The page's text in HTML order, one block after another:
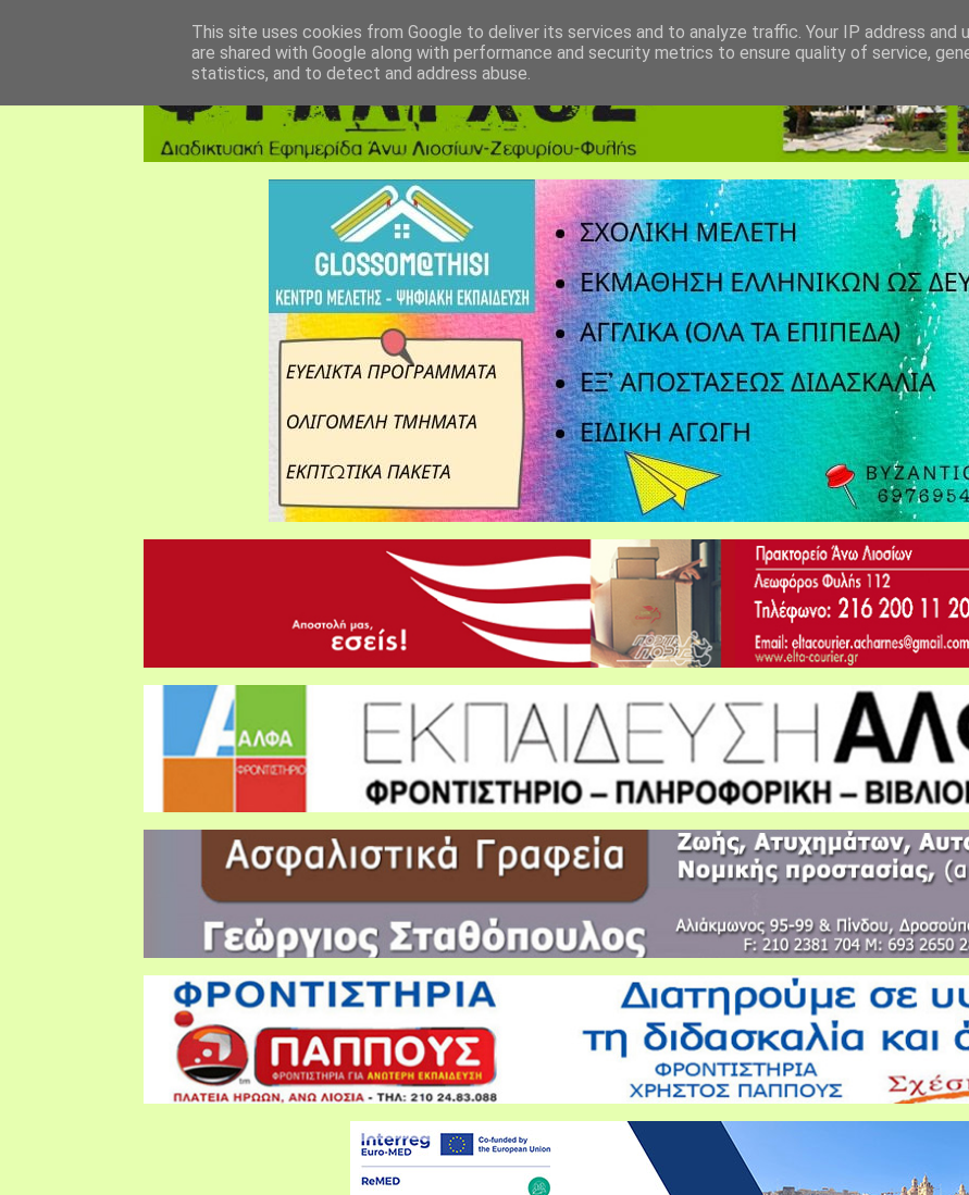
This site uses cookies from Google to deliver its services and to analyze traffic. Your IP address and
are shared with Google along with performance and security metrics to ensure quality of service,
statistics, and to detect and address abuse.